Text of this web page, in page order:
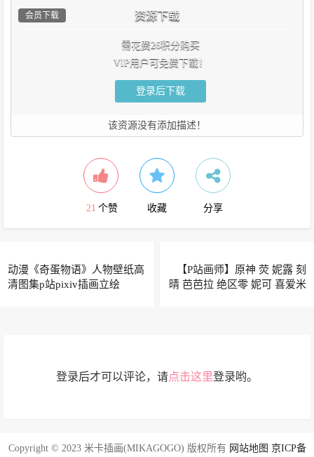
资源下载
会员下载
需花费26积分购买
VIP用户可免费下载！
登录后下载
该资源没有添加描述！
21 个赞 收藏 分享
动漫《奇蛋物语》人物壁纸高
清图集p站pixiv插画立绘
【P站画师】原神 荧 妮露 刻
晴 芭芭拉 绝区零 妮可 喜爱米
登录后才可以评论，请点击这里登录哟。
Copyright © 2023 米卡插画(MIKAGOGO) 版权所有 网站地图 京ICP备